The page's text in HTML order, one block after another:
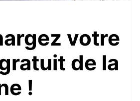
votre
de la
!